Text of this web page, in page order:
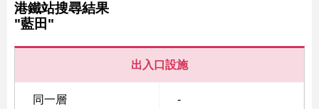
港鐵站搜尋結果
"藍田"
出入口設施
同一層 -